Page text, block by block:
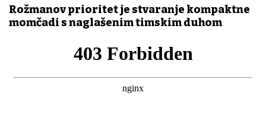
Rožmanov prioritet je stvaranje kompaktne
momčadi s naglašenim timskim duhom